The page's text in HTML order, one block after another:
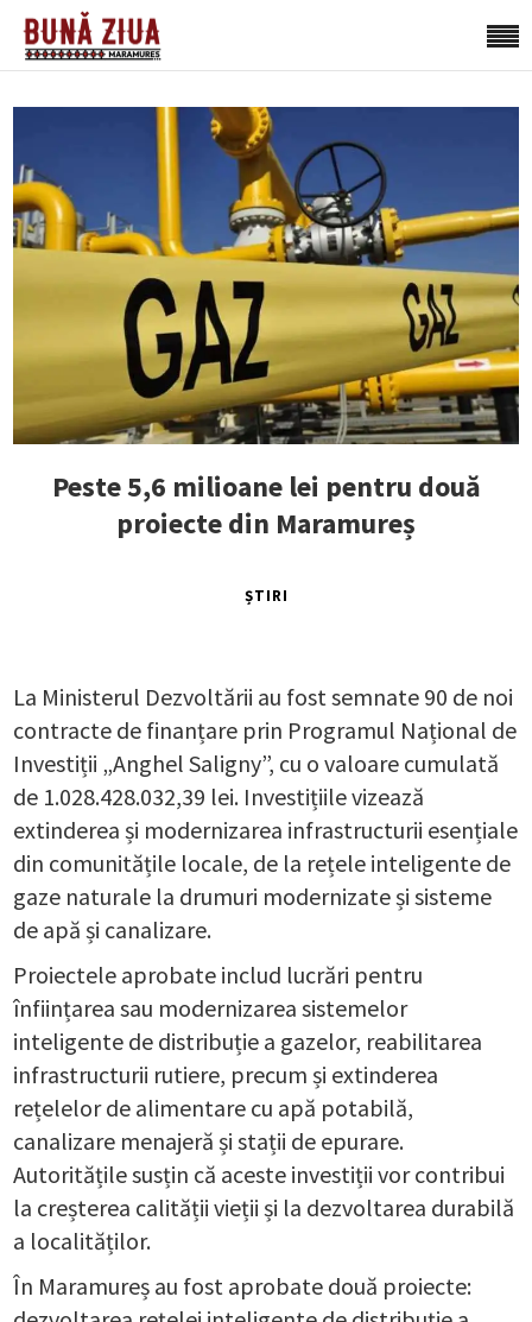
Peste 5,6 milioane lei pentru două
proiecte din Maramureș
ȘTIRI
La Ministerul Dezvoltării au fost semnate 90 de noi
contracte de finanțare prin Programul Național de
Investiții „Anghel Saligny”, cu o valoare cumulată
de 1.028.428.032,39 lei. Investițiile vizează
extinderea și modernizarea infrastructurii esențiale
din comunitățile locale, de la rețele inteligente de
gaze naturale la drumuri modernizate și sisteme
de apă și canalizare.
Proiectele aprobate includ lucrări pentru
înființarea sau modernizarea sistemelor
inteligente de distribuție a gazelor, reabilitarea
infrastructurii rutiere, precum și extinderea
rețelelor de alimentare cu apă potabilă,
canalizare menajeră și stații de epurare.
Autoritățile susțin că aceste investiții vor contribui
la creșterea calității vieții și la dezvoltarea durabilă
a localităților.
În Maramureș au fost aprobate două proiecte: